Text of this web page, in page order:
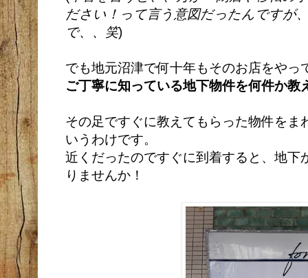
ださい！って言う意図だったんですが
で、、笑)
でも地元沼津で何十年もそのお店をや
ご丁寧に知っている地下物件を何件か教
その足ですぐに教えてもらった物件をま
いうわけです。
近くだったのですぐに到着すると、地下
りませんか！